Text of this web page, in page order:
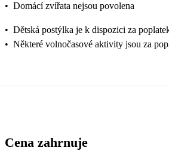
• Domácí zvířata nejsou povolena
• Dětská postýlka je k dispozici za
• Některé volnočasové aktivity jsou za
Cena zahrnuje